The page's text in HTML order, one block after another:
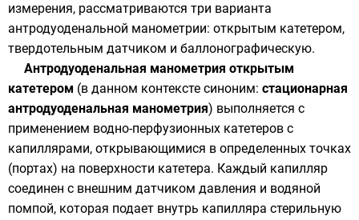
измерения, рассматриваются три варианта
антродуоденальной манометрии: открытым катетером,
твердотельным датчиком и баллонографическую.
Антродуоденальная манометрия открытым
катетером (в данном контексте синоним: стационарная
антродуоденальная манометрия) выполняется c
применением водно-перфузионных катетеров с
капиллярами, открывающимися в определенных точках
(портах) на поверхности катетера. Каждый капилляр
соединен с внешним датчиком давления и водяной
помпой, которая подает внутрь капилляра стерильную